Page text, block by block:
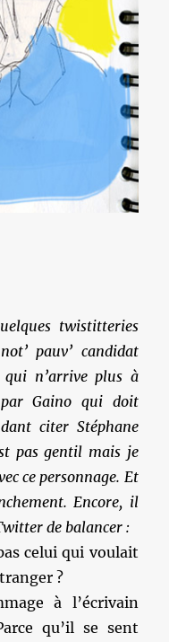
twistitteries
pauv’ candidat
qui n’arrive plus à
Gaino qui doit
citer Stéphane
pas gentil mais je
ce personnage. Et
Encore, il
de balancer :
celui qui voulait
?
à l’écrivain
qu’il se sent